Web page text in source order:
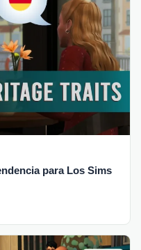
para Los Sims